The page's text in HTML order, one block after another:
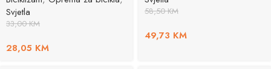
Svjetla
33,00KM
28,05 KM
58,50KM
49,73 KM